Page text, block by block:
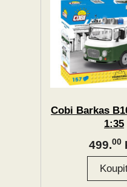
Cobi Barkas
1:35
499.00